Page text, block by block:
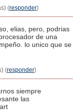
(responder)
elias, pero, podrias
de una
lo unico que se
(responder)
siempre
las